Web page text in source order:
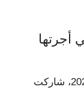
أجرتها
في منشور على موقع Instagram عام 2022، شاركت